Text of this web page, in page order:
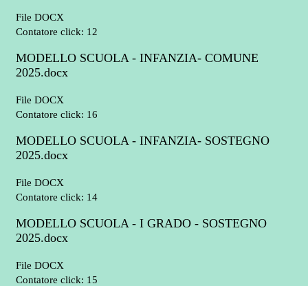
File DOCX
Contatore click: 12
MODELLO SCUOLA - INFANZIA- COMUNE
2025.docx
File DOCX
Contatore click: 16
MODELLO SCUOLA - INFANZIA- SOSTEGNO
2025.docx
File DOCX
Contatore click: 14
MODELLO SCUOLA - I GRADO - SOSTEGNO
2025.docx
File DOCX
Contatore click: 15